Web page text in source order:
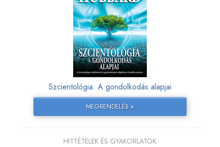
Szcientológia: A gondolkodás alapjai
MEGRENDELÉS »
HITTÉTELEK ÉS GYAKORLATOK